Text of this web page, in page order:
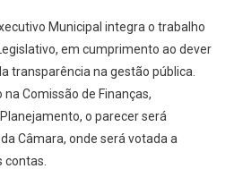
Municipal integra o trabalho
em cumprimento ao dever
transparência na gestão pública.
Comissão de Finanças,
o parecer será
Câmara, onde será votada a
contas.